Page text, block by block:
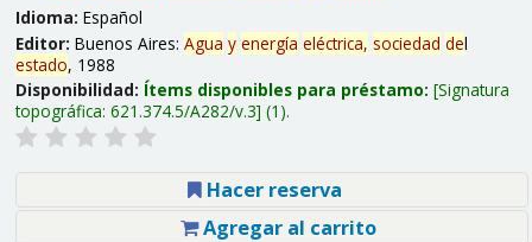
Idioma: Español
Editor: Buenos Aires: Agua y energía eléctrica, sociedad del
estado, 1988
Disponibilidad: Ítems disponibles para préstamo: Signatura
topográfica: 621.374.5/A282/v.3 (1).
Hacer reserva
Agregar al carrito